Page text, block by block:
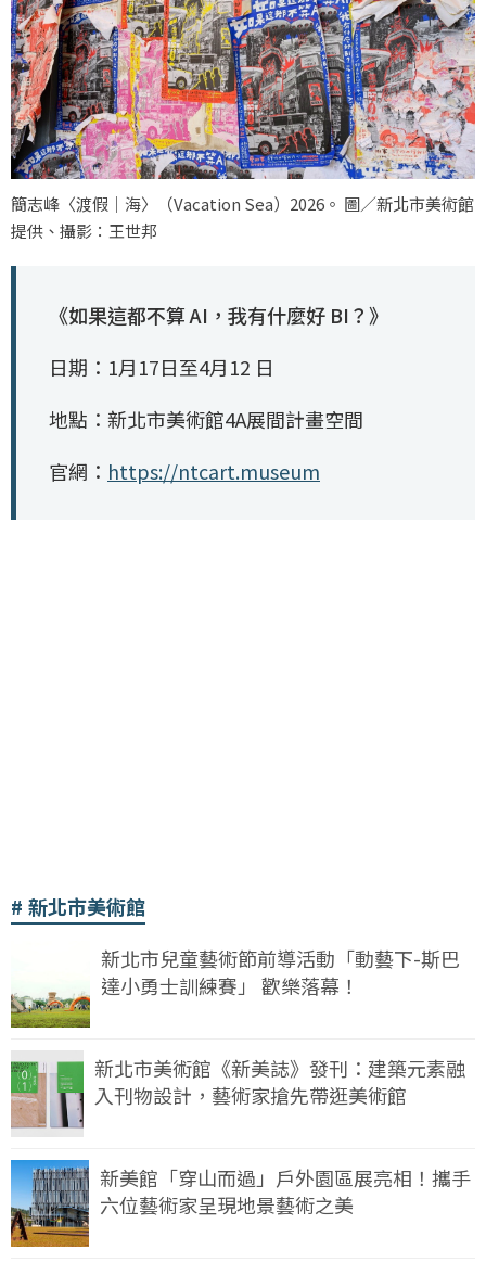
簡志峰〈渡假｜海〉（Vacation Sea）2026。 圖／新北市美術館
提供、攝影：王世邦
《如果這都不算 AI，我有什麼好 BI？》
日期：1月17日至4月12 日
地點：新北市美術館4A展間計畫空間
官網： https://ntcart.museum
新北市美術館
新北市兒童藝術節前導活動「動藝下-斯巴
達小勇士訓練賽」 歡樂落幕！
新北市美術館《新美誌》發刊：建築元素融
入刊物設計，藝術家搶先帶逛美術館
新美館「穿山而過」戶外園區展亮相！攜手
六位藝術家呈現地景藝術之美